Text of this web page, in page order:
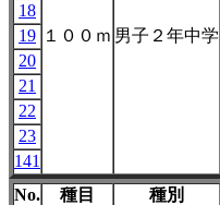
１００ｍ 男子２年中学
18
19
20
21
22
23
141
No.
種目 種別